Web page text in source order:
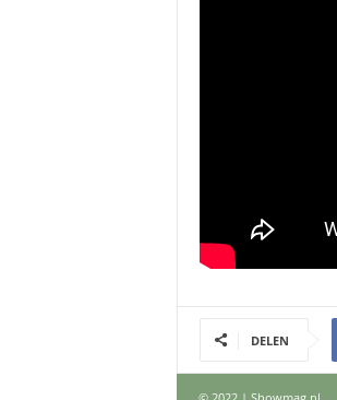
DELEN